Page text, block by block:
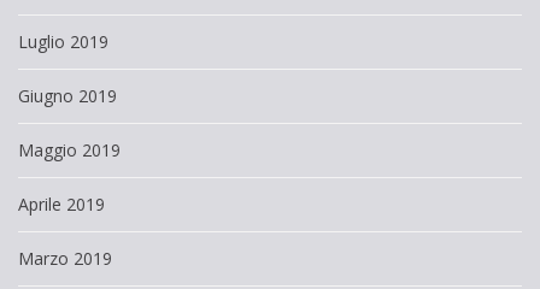
Luglio 2019
Giugno 2019
Maggio 2019
Aprile 2019
Marzo 2019